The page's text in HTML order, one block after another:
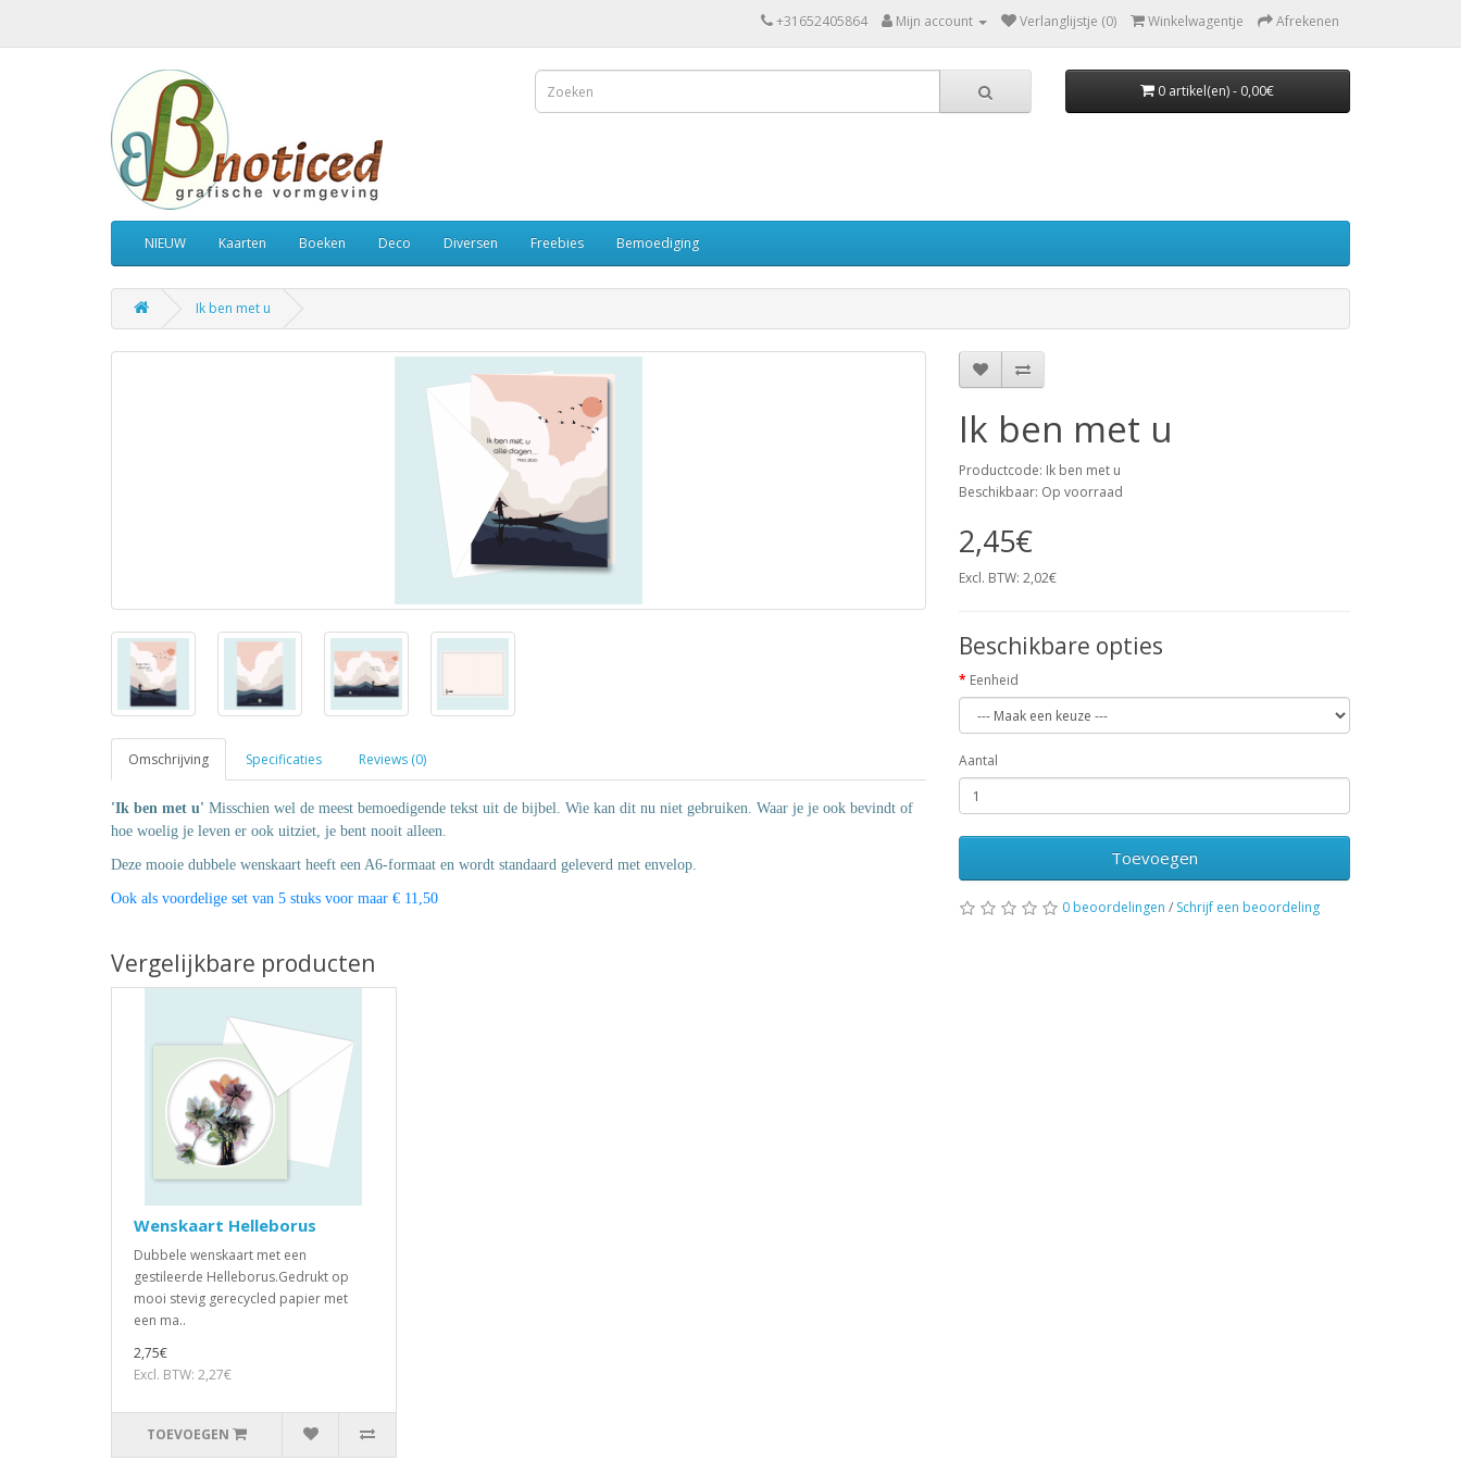
+31652405864 Mijn account Verlanglijstje (0) Winkelwagentje Afrekenen
0 artikel(en) - 0,00€
NIEUW Kaarten Boeken Deco Diversen Freebies Bemoediging
Ik ben met u
Omschrijving Specificaties Reviews (0)
'Ik ben met u' Misschien wel de meest bemoedigende tekst uit de bijbel. Wie kan dit nu niet gebruiken. Waar je je ook bevindt of
hoe woelig je leven er ook uitziet, je bent nooit alleen.
Deze mooie dubbele wenskaart heeft een A6-formaat en wordt standaard geleverd met envelop.
Ook als voordelige set van 5 stuks voor maar € 11,50
Ik ben met u
Productcode: Ik ben met u
Beschikbaar: Op voorraad
2,45€
Excl. BTW: 2,02€
Beschikbare opties
Eenheid
Aantal
Toevoegen
0 beoordelingen / Schrijf een beoordeling
Vergelijkbare producten
Wenskaart Helleborus
Dubbele wenskaart met een
gestileerde Helleborus.Gedrukt op
mooi stevig gerecycled papier met
een ma..
2,75€
Excl. BTW: 2,27€
TOEVOEGEN